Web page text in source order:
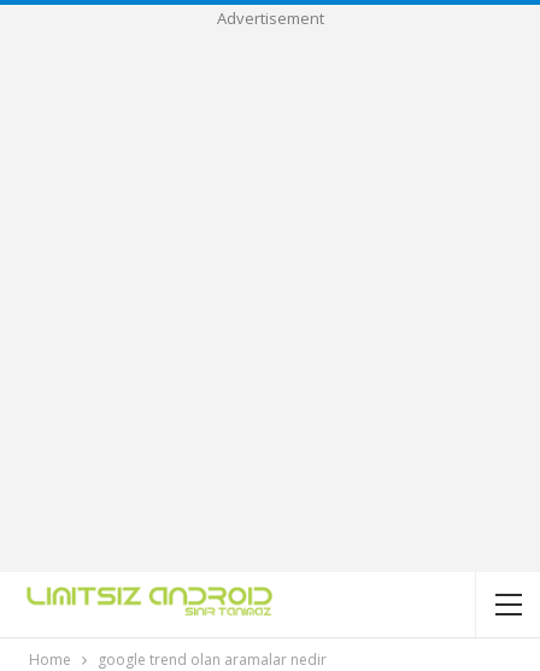
Advertisement
Home google trend olan aramalar nedir